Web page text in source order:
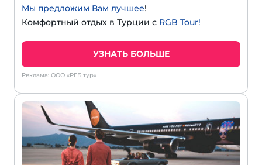
Мы предложим Вам лучшее!
Комфортный отдых в Турции с RGB Tour!
УЗНАТЬ БОЛЬШЕ
Реклама: ООО «РГБ тур»